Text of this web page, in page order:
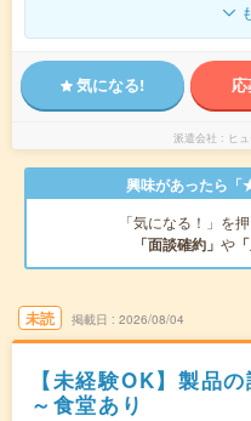
気になる!
派遣会社 ヒ
興味があったら「
「気になる！」を
「面談確約」 や
未読 掲載日 2026/08/04
【未経験OK】製品
～食堂あり